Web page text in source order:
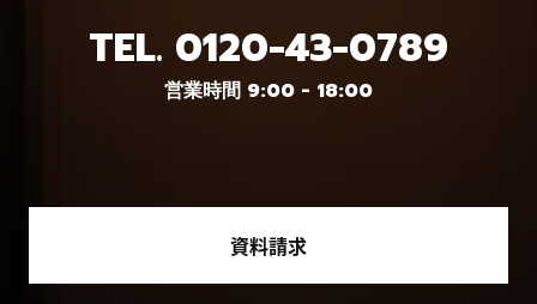
TEL. 0120-43-0789
営業時間 9:00 - 18:00
資料請求